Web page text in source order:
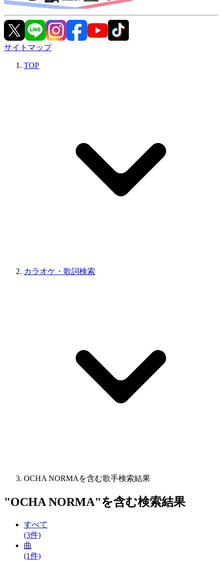
サイトマップ
TOP
カラオケ・歌詞検索
OCHA NORMAを含む歌手検索結果
"OCHA NORMA"を含む検索結果
すべて
(3件)
曲
(1件)